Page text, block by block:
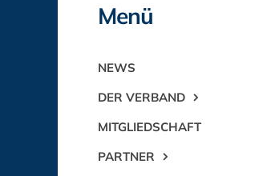
Menü
NEWS
DER VERBAND
MITGLIEDSCHAFT
PARTNER